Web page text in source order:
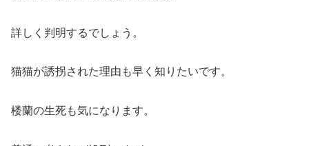
詳しく判明するでしょう。
猫猫が誘拐された理由も早く知りたいです。
楼蘭の生死も気になります。